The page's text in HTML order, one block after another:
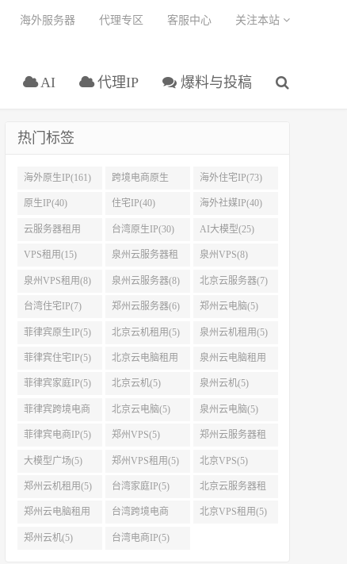
AI 代理IP 爆料与投稿
海外服务器 代理专区 客服中心 关注本站
热门标签
海外原生IP(161) 跨境电商原生
IP(108)
海外住宅IP(73)
原生IP(40) 住宅IP(40) 海外社媒IP(40)
云服务器租用
(37)
台湾原生IP(30) AI大模型(25)
VPS租用(15) 泉州云服务器租
用(8)
泉州VPS(8)
泉州VPS租用(8) 泉州云服务器(8) 北京云服务器(7)
台湾住宅IP(7) 郑州云服务器(6) 郑州云电脑(5)
菲律宾原生IP(5) 北京云机租用(5) 泉州云机租用(5)
菲律宾住宅IP(5) 北京云电脑租用
(5)
泉州云电脑租用
(5)
菲律宾家庭IP(5) 北京云机(5) 泉州云机(5)
菲律宾跨境电商
IP(5)
北京云电脑(5) 泉州云电脑(5)
菲律宾电商IP(5) 郑州VPS(5) 郑州云服务器租
用(5)
大模型广场(5) 郑州VPS租用(5) 北京VPS(5)
郑州云机租用(5) 台湾家庭IP(5) 北京云服务器租
用(5)
郑州云电脑租用
(5)
台湾跨境电商
IP(5)
北京VPS租用(5)
郑州云机(5) 台湾电商IP(5)